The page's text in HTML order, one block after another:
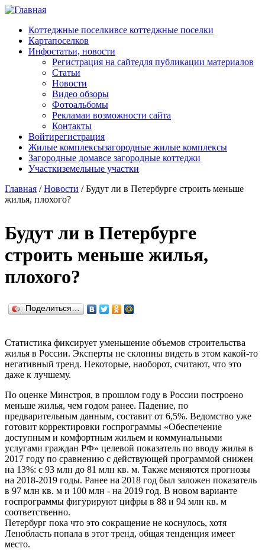
Перейти к основному содержанию
Коттеджные поселкивсе коттеджные поселки
Картапоселков
Инфостатьи, новости
Регистрация на сайтедля публикации материалов
Статьи
Новости
Видео обзоры
Фотоальбомы
Рекламаи возможности сайта
Контакты
Войтирегистрация
Жилые комплексызагородные жилые комплексы
Загородные домавсе загородные коттеджи
Участкиземельные участки
Главная / Новости /Будут ли в Петербурге строить меньше
жилья, плохого?
Будут ли в Петербурге
строить меньше жилья,
плохого?
Поделиться…
Статистика фиксирует уменьшение объемов строительства
жилья в России. Эксперты не склонны видеть в этом какой-то
негативный тренд. Некоторые, наоборот, считают, что это
даже к лучшему.
По оценке Минстроя, в прошлом году в России построено
меньше жилья, чем годом ранее. Падение, по
предварительным данным, составит от 6,5%. Ведомство уже
готовит корректировки госпрограммы «Обеспечение
доступным и комфортным жильем и коммунальными
услугами граждан РФ» целевой показатель по вводу жилья в
2017 году по сравнению с действующей программой снижен
на 13%: с 93 млн до 81 млн кв. м. Также меняются прогнозы
на 2018-2019 годы. Ранее на 2018 год был заложен показатель
в 97 млн кв. м и 100 млн - на 2019 год. В новом варианте
госпрограммы фигурируют цифры в 88 и 94 млн кв. м
соответственно.
Петербург пока что это сокращение не коснулось, хотя
Ленобласть попала в этот тренд, общая тенденция имеет
место.